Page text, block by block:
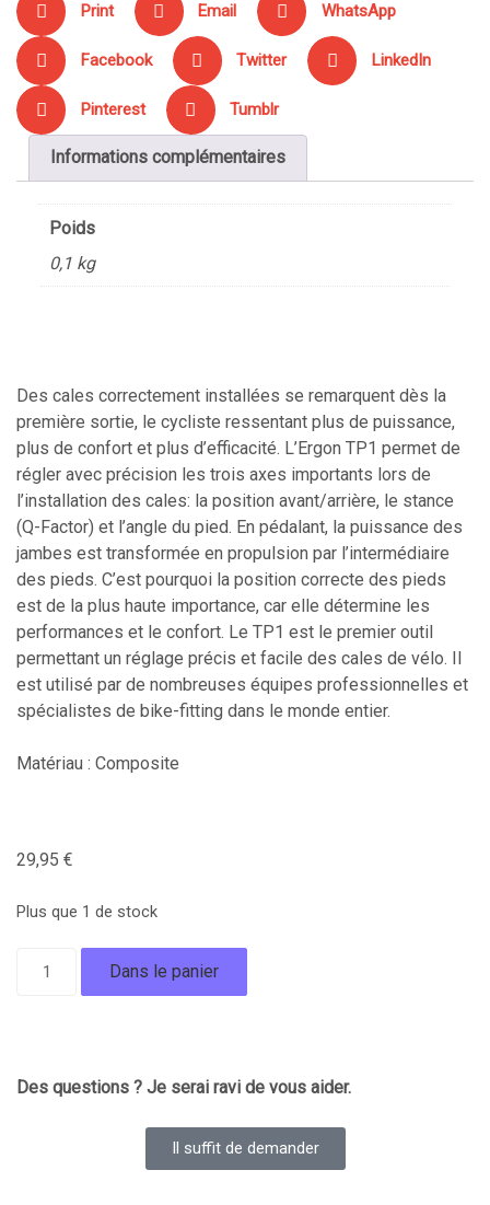
Print Email WhatsApp
Facebook Twitter LinkedIn
Pinterest Tumblr
Informations complémentaires
Poids
0,1 kg
Des cales correctement installées se remarquent dès la
première sortie, le cycliste ressentant plus de puissance,
plus de confort et plus d’efficacité. L’Ergon TP1 permet de
régler avec précision les trois axes importants lors de
l’installation des cales: la position avant/arrière, le stance
(Q-Factor) et l’angle du pied. En pédalant, la puissance des
jambes est transformée en propulsion par l’intermédiaire
des pieds. C’est pourquoi la position correcte des pieds
est de la plus haute importance, car elle détermine les
performances et le confort. Le TP1 est le premier outil
permettant un réglage précis et facile des cales de vélo. Il
est utilisé par de nombreuses équipes professionnelles et
spécialistes de bike-fitting dans le monde entier.
Matériau : Composite
29,95 €
Plus que 1 de stock
Dans le panier
Des questions ? Je serai ravi de vous aider.
Il suffit de demander